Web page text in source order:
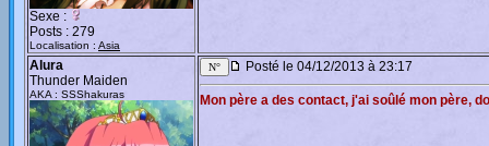
Sexe :
Posts : 279
Localisation : Asia
Alura
Thunder Maiden
AKA : SSShakuras
Posté le 04/12/2013 à 23:17
Mon père a des contact, j'ai soûlé mon père,